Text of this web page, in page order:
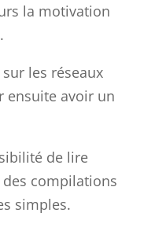
la motivation
les réseaux
ensuite avoir un
de lire
des compilations
simples.